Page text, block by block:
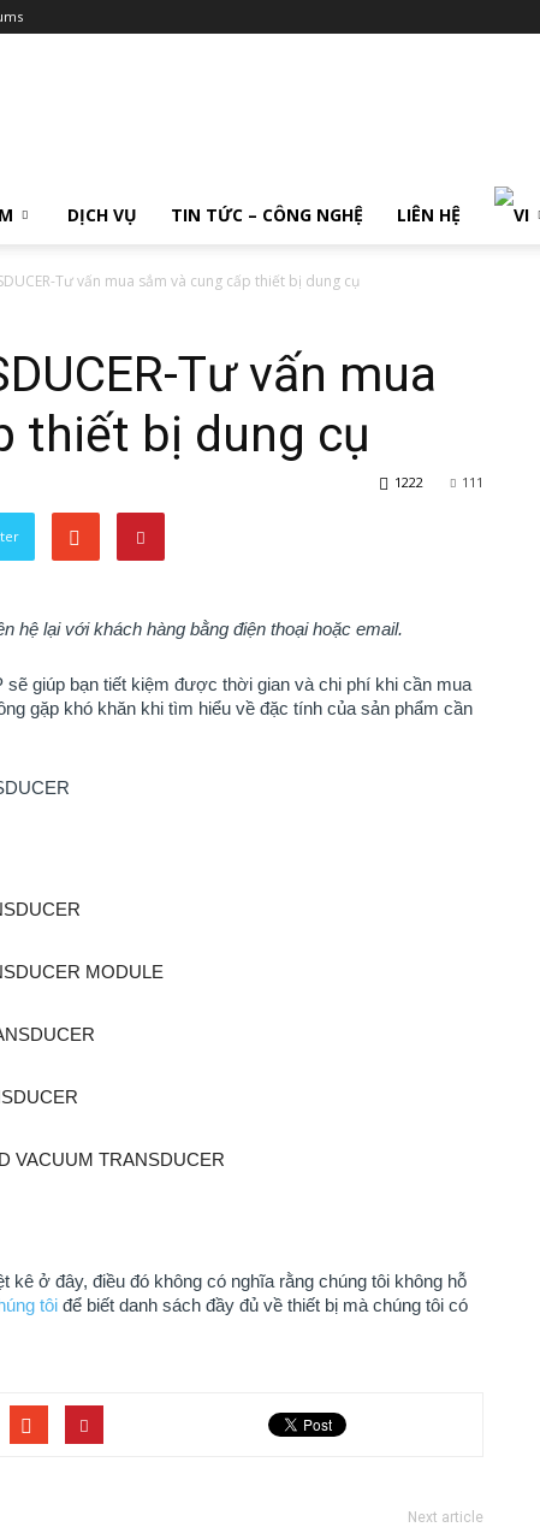
DỊCH VỤ TIN TỨC – CÔNG NGHỆ LIÊN HỆ
Tư vấn mua sắm và cung cấp thiết bị dung cụ
Tư vấn mua
thiết bị dung cụ
111
1222
hệ lại với khách hàng bằng điện thoại hoặc email.
giúp bạn tiết kiệm được thời gian và chi phí khi cần mua
gặp khó khăn khi tìm hiểu về đặc tính của sản phẩm cần
MODULE
VACUUM TRANSDUCER
kê ở đây, điều đó không có nghĩa rằng chúng tôi không hỗ
tôi để biết danh sách đầy đủ về thiết bị mà chúng tôi có
Next article